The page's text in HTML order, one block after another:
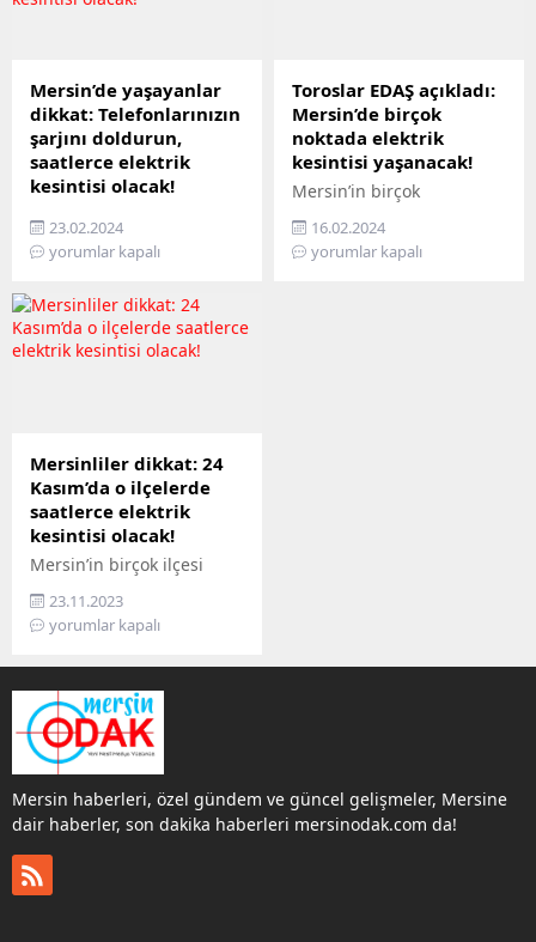
Mersin’de yaşayanlar
dikkat: Telefonlarınızın
şarjını doldurun,
saatlerce elektrik
kesintisi olacak!
kesintisi haberleri...
Toroslar EDAŞ uzun bir
bakım çalışmasını
sürdürüyor. Bu kapsamda
23 Şubat 2024 Cuma günü
ilçe ve mahalleler belli
oldu.
23.02.2024
yorumlar kapalı
Toroslar EDAŞ açıkladı:
Mersin’de birçok
noktada elektrik
kesintisi yaşanacak!
Mersin’in birçok
sürecek elektrik kesintisi
listesi kamuoyuyla
16.02.2024
yorumlar kapalı
Mersinliler dikkat: 24
Kasım’da o ilçelerde
saatlerce elektrik
kesintisi olacak!
Mersin’in birçok ilçesi
belirlenen tarih ve
saatlerde, elektrik
kesintisinden etkilenecek.
kesintisi uygulanacak
ilçelerin listesi ve
kesintinin ne kadar
süreceği hakkında bilgiyi
paylaşıyoruz.
Vatandaşların bu süre
zarfında kesintiye
hazırlıklı olmaları ve
gerekli tedbirleri almaları
23.11.2023
yorumlar kapalı
Mersin haberleri, özel gündem ve güncel gelişmeler, Mersine
dair haberler, son dakika haberleri mersinodak.com da!